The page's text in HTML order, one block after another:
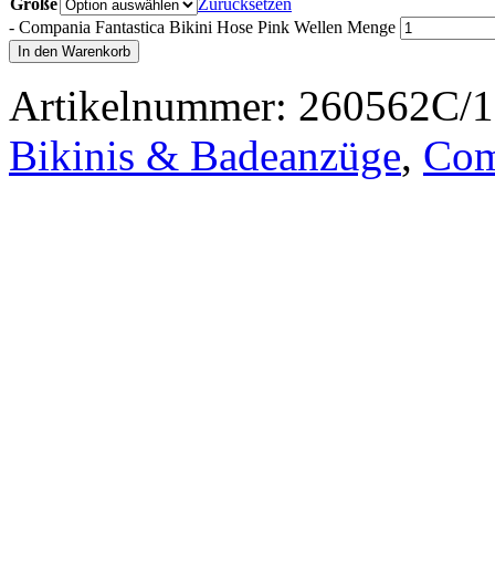
- Compania Fantastica Bikini Hose Pink Wellen Menge
In den Warenkorb
Artikelnummer: 260562C/
Bikinis & Badeanzüge,